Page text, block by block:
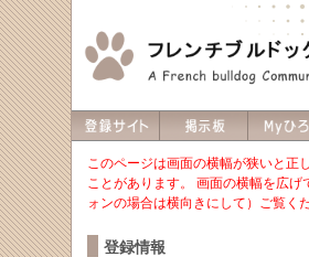
このページは画面の横幅が狭いと正
ことがあります。 画面の横幅を広げ
ォンの場合は横向きにして）ご覧くだ
登録情報